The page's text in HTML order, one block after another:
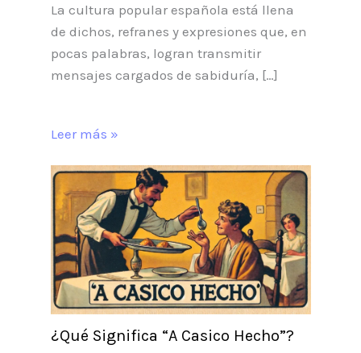
La cultura popular española está llena
de dichos, refranes y expresiones que, en
pocas palabras, logran transmitir
mensajes cargados de sabiduría, […]
Leer más »
¿Qué Significa “A Casico Hecho”?